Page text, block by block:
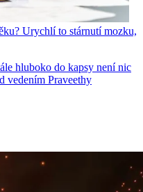
Urychlí to stárnutí mozku,
hluboko do kapsy není nic
vedením Praveethy